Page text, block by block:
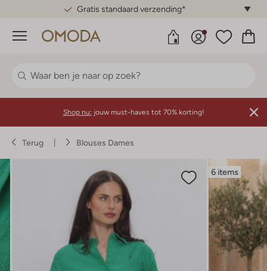
Gratis standaard verzending*
Menu
Shop nu: jouw must-haves tot 70% korting!
Terug Blouses Dames
6 items